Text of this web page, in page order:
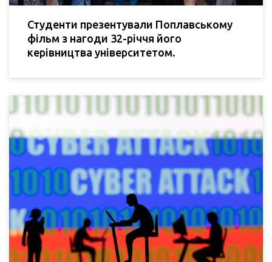
Студенти презентували Поплавському
фільм з нагоди 32-річчя його
керівництва університетом.